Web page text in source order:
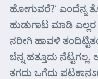
ಹೋಗುವರೆ?’ ಎಂದೆನ್ನ
ಹುಡುಗಾಟ ಮಾಡಿ
ನರೀಗಿ ಹಾವಳಿ
ಬೆನ್ನ ಹತ್ತೂದು
ತಗದು ಒಗೆದು